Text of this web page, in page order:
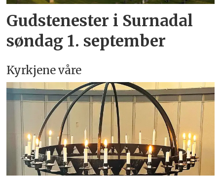
Gudstenester i Surnadal
søndag 1. september
Kyrkjene våre